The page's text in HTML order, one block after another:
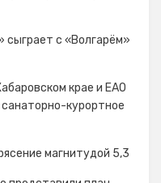
с «Волгарём»
крае и ЕАО
курортное
магнитудой 5,3